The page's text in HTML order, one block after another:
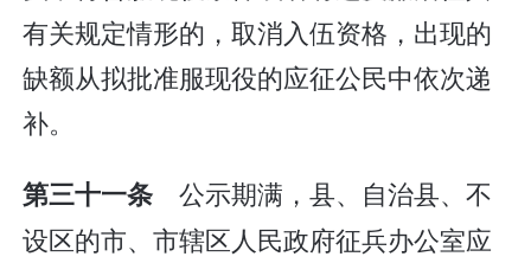
有关规定情形的，取消入伍资格，出现的
缺额从拟批准服现役的应征公民中依次递
补。
第三十一条 公示期满，县、自治县、不
设区的市、市辖区人民政府征兵办公室应